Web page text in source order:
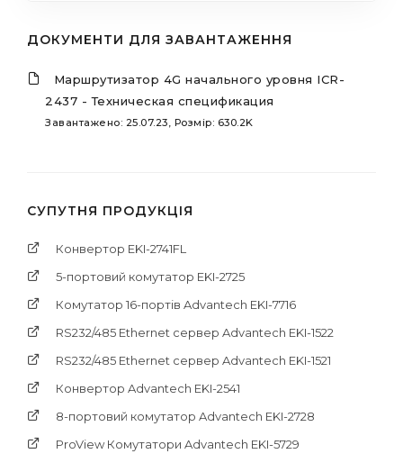
ДОКУМЕНТИ ДЛЯ ЗАВАНТАЖЕННЯ
Маршрутизатор 4G начального уровня ICR-
2437 - Техническая спецификация
Завантажено: 25.07.23, Розмір: 630.2K
СУПУТНЯ ПРОДУКЦІЯ
Конвертор EKI-2741FL
5-портовий комутатор EKI-2725
Комутатор 16-портів Advantech EKI-7716
RS232/485 Ethernet сервер Advantech EKI-1522
RS232/485 Ethernet сервер Advantech EKI-1521
Конвертор Advantech EKI-2541
8-портовий комутатор Advantech EKI-2728
ProView Комутатори Advantech EKI-5729